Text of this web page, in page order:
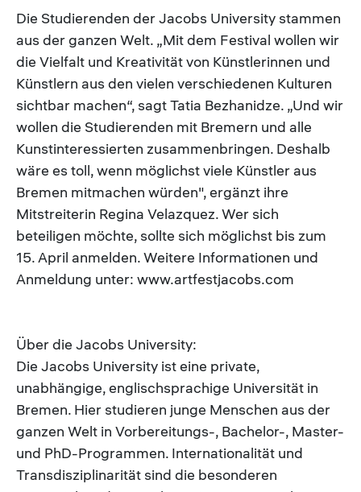
Die Studierenden der Jacobs University stammen
aus der ganzen Welt. „Mit dem Festival wollen wir
die Vielfalt und Kreativität von Künstlerinnen und
Künstlern aus den vielen verschiedenen Kulturen
sichtbar machen“, sagt Tatia Bezhanidze. „Und wir
wollen die Studierenden mit Bremern und alle
Kunstinteressierten zusammenbringen. Deshalb
wäre es toll, wenn möglichst viele Künstler aus
Bremen mitmachen würden", ergänzt ihre
Mitstreiterin Regina Velazquez. Wer sich
beteiligen möchte, sollte sich möglichst bis zum
15. April anmelden. Weitere Informationen und
Anmeldung unter: www.artfestjacobs.com
Über die Jacobs University:
Die Jacobs University ist eine private,
unabhängige, englischsprachige Universität in
Bremen. Hier studieren junge Menschen aus der
ganzen Welt in Vorbereitungs-, Bachelor-, Master-
und PhD-Programmen. Internationalität und
Transdisziplinarität sind die besonderen